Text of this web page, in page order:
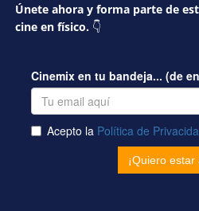
Únete ahora y forma parte de
cine en físico. 👇